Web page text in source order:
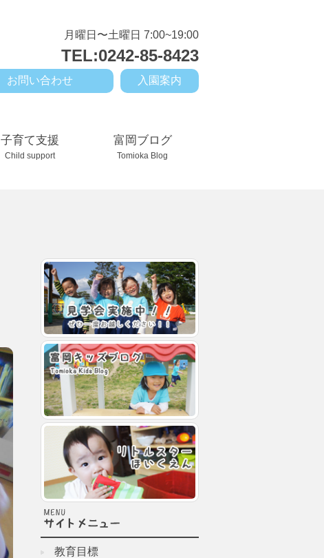
月曜日〜土曜日 7:00~19:00
TEL:0242-85-8423
入園案内
お問い合わせ
子育て支援
Child support
富岡ブログ
Tomioka Blog
教育目標